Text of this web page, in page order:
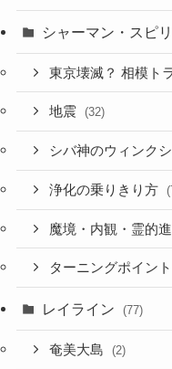
シャーマン・スピ
東京壊滅？ 相模ト
地震 (32)
シバ神のウィンク
浄化の乗りきり方
魔境・内観・霊的
ターニングポイン
レイライン (77)
奄美大島 (2)